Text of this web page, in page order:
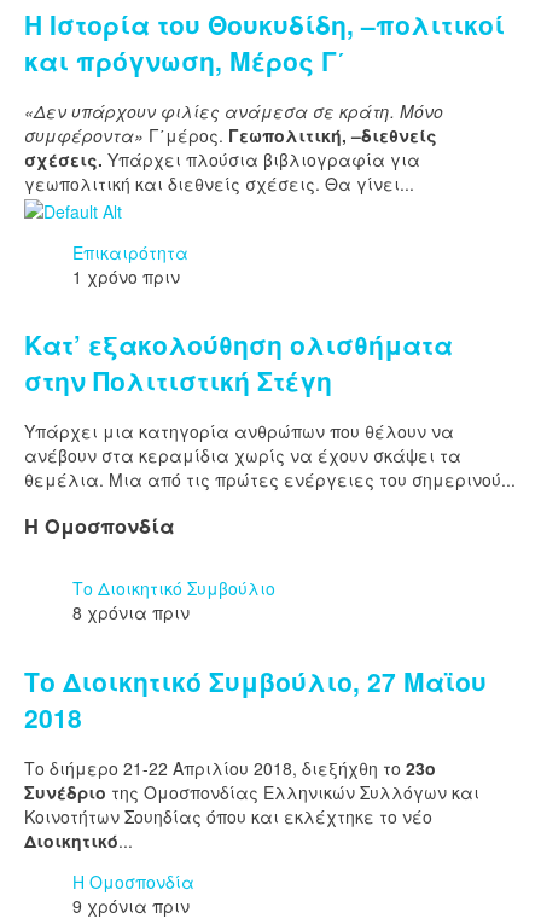
Η Ιστορία του Θουκυδίδη, –πολιτικοί
και πρόγνωση, Μέρος Γ΄
«Δεν υπάρχουν φιλίες ανάμεσα σε κράτη. Μόνο
συμφέροντα» Γ΄μέρος. Γεωπολιτική, –διεθνείς
σχέσεις. Υπάρχει πλούσια βιβλιογραφία για
γεωπολιτική και διεθνείς σχέσεις. Θα γίνει...
Επικαιρότητα
1 χρόνο πριν
Κατ’ εξακολούθηση ολισθήματα
στην Πολιτιστική Στέγη
Υπάρχει μια κατηγορία ανθρώπων που θέλουν να
ανέβουν στα κεραμίδια χωρίς να έχουν σκάψει τα
θεμέλια. Μια από τις πρώτες ενέργειες του σημερινού...
Η Ομοσπονδία
Το Διοικητικό Συμβούλιο
8 χρόνια πριν
Το Διοικητικό Συμβούλιο, 27 Μαϊου
2018
Το διήμερο 21-22 Απριλίου 2018, διεξήχθη το 23ο
Συνέδριο της Ομοσπονδίας Ελληνικών Συλλόγων και
Κοινοτήτων Σουηδίας όπου και εκλέχτηκε το νέο
Διοικητικό...
Η Ομοσπονδία
9 χρόνια πριν